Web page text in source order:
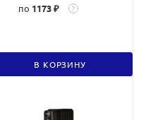
по 1173 ₽ ?
В КОРЗИНУ